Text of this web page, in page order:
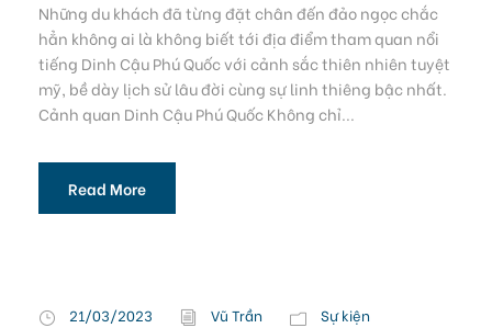
Những du khách đã từng đặt chân đến đảo ngọc chắc
hẳn không ai là không biết tới địa điểm tham quan nổi
tiếng Dinh Cậu Phú Quốc với cảnh sắc thiên nhiên tuyệt
mỹ, bề dày lịch sử lâu đời cùng sự linh thiêng bậc nhất.
Cảnh quan Dinh Cậu Phú Quốc Không chỉ...
Read More
21/03/2023 Vũ Trần Sự kiện